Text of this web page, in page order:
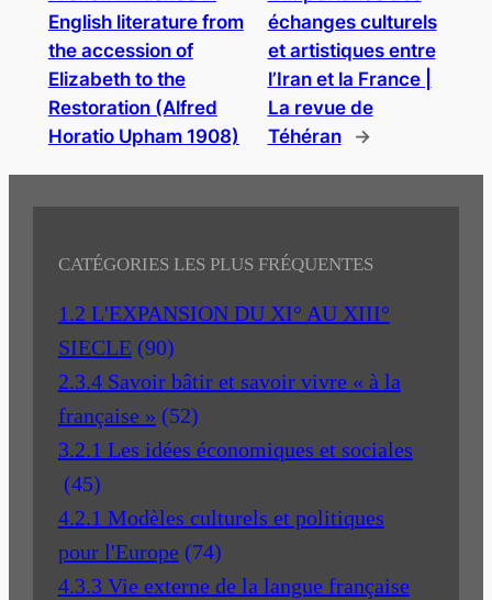
English literature from
the accession of
Elizabeth to the
Restoration (Alfred
Horatio Upham 1908)
échanges culturels
et artistiques entre
l’Iran et la France |
La revue de
Téhéran
→
CATÉGORIES LES PLUS FRÉQUENTES
1.2 L'EXPANSION DU XI° AU XIII°
SIECLE (90)
2.3.4 Savoir bâtir et savoir vivre « à la
française » (52)
3.2.1 Les idées économiques et sociales
(45)
4.2.1 Modèles culturels et politiques
pour l'Europe (74)
4.3.3 Vie externe de la langue française